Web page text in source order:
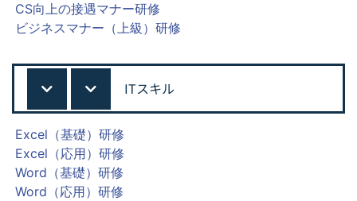
CS向上の接遇マナー研修
ビジネスマナー（上級）研修
ITスキル
Excel（基礎）研修
Excel（応用）研修
Word（基礎）研修
Word（応用）研修